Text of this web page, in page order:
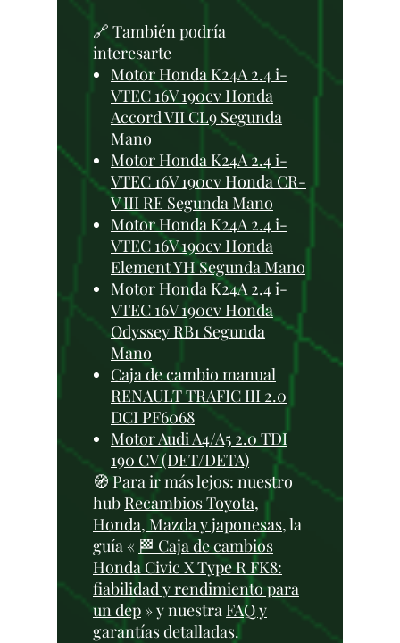
🔗 También podría
interesarte
Motor Honda K24A 2.4 i-
VTEC 16V 190cv Honda
Accord VII CL9 Segunda
Mano
Motor Honda K24A 2.4 i-
VTEC 16V 190cv Honda CR-
V III RE Segunda Mano
Motor Honda K24A 2.4 i-
VTEC 16V 190cv Honda
Element YH Segunda Mano
Motor Honda K24A 2.4 i-
VTEC 16V 190cv Honda
Odyssey RB1 Segunda
Mano
Caja de cambio manual
RENAULT TRAFIC III 2.0
DCI PF6068
Motor Audi A4/A5 2.0 TDI
190 CV (DET/DETA)
🧭 Para ir más lejos: nuestro
hub Recambios Toyota,
Honda, Mazda y japonesas, la
guía « 🏁 Caja de cambios
Honda Civic X Type R FK8:
fiabilidad y rendimiento para
un dep » y nuestra FAQ y
garantías detalladas.